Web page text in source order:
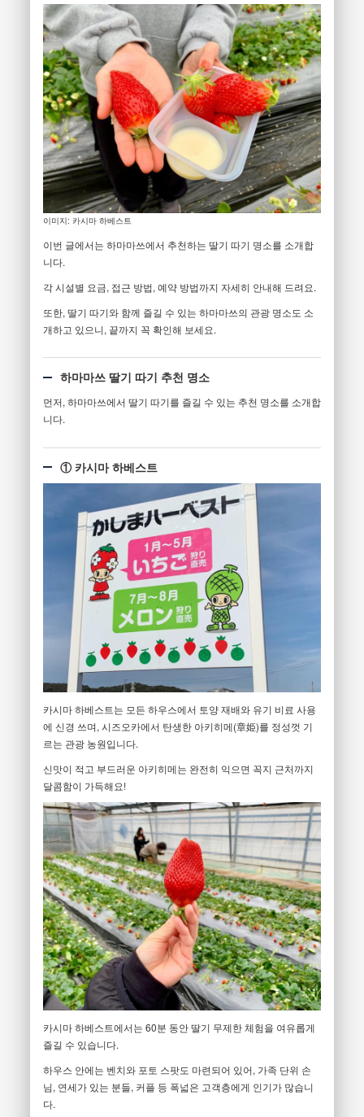
이미지: 카시마 하베스트
이번 글에서는 하마마쓰에서 추천하는 딸기 따기 명소를 소개합
니다.
각 시설별 요금, 접근 방법, 예약 방법까지 자세히 안내해 드려요.
또한, 딸기 따기와 함께 즐길 수 있는 하마마쓰의 관광 명소도 소
개하고 있으니, 끝까지 꼭 확인해 보세요.
하마마쓰 딸기 따기 추천 명소
먼저, 하마마쓰에서 딸기 따기를 즐길 수 있는 추천 명소를 소개합
니다.
① 카시마 하베스트
카시마 하베스트는 모든 하우스에서 토양 재배와 유기 비료 사용
에 신경 쓰며, 시즈오카에서 탄생한 아키히메(章姫)를 정성껏 기
르는 관광 농원입니다.
신맛이 적고 부드러운 아키히메는 완전히 익으면 꼭지 근처까지
달콤함이 가득해요!
카시마 하베스트에서는 60분 동안 딸기 무제한 체험을 여유롭게
즐길 수 있습니다.
하우스 안에는 벤치와 포토 스팟도 마련되어 있어, 가족 단위 손
님, 연세가 있는 분들, 커플 등 폭넓은 고객층에게 인기가 많습니
다.